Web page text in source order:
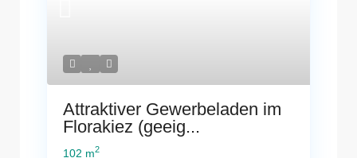
Attraktiver Gewerbeladen im
Florakiez (geeig...
102 m2